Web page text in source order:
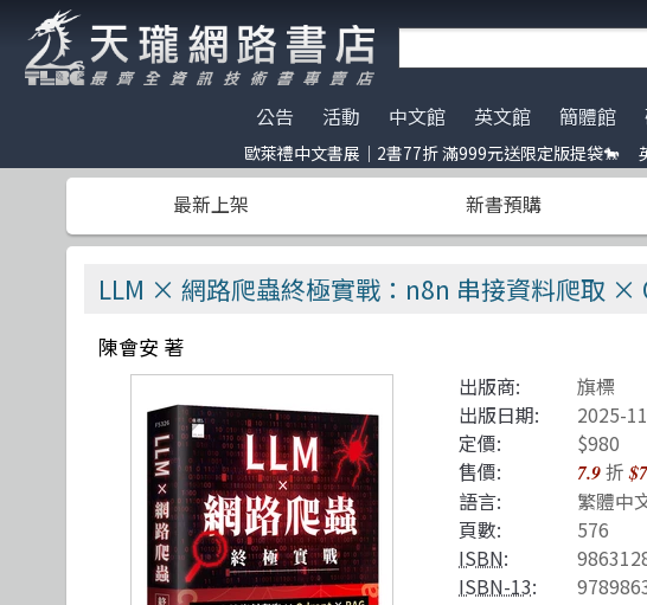
公告
天瓏門市春節營業公告
門市營業客服時間調整
※電子發票使用說明※
天瓏行動會員卡上線囉！
活動
歐萊禮中文書展｜2書77折 滿999元送限定
服務｜代訂英文書
文化幣
中文館 英文館 簡體館
AI Coding
ChatGPT
Large language model
Machine Learning
DeepLearning
Penetration-test
GAN 生成對抗網絡
Prompt Engineering
Chatbot
C 程式語言
Docker
TDD 測試導向開發
JavaScript
Computer Vision
Arduino
React
全部分類
Data Science
軟體架構
軟體測試
職涯發展
網站開發
UI/UX
系統開發
資訊科學
Adobe 軟體應用
Office 系列
區塊鏈與金融科技
網路通訊
其他
碁峰資訊
旗標
經緯文化
滄海
人民郵電
機械工業
深智
電子開發板
特價書籍
IT狗精品區
Make 國際中文版
機器人雜誌 ROBOCON
歐萊禮中文書展｜2書77折 滿999元送限定版提袋🐎
最新上架 新書預購
LLM × 網路爬蟲終極實戰：n8n 串接資料爬取
陳會安 著
出版商:
旗標
出版日期:
2025-
定價:
$980
售價:
7.9折
語言:
繁體中
頁數:
576
ISBN:
ISBN-13: